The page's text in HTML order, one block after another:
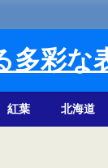
多彩
紅葉 北海道